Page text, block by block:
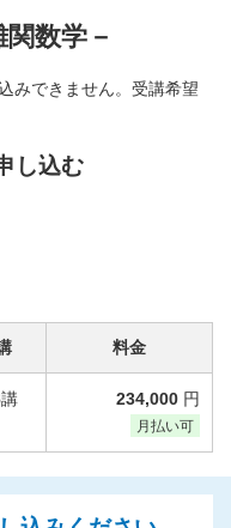
数学－
みできません。受講希望
し込む
講
料金
234,000 円
月払い可